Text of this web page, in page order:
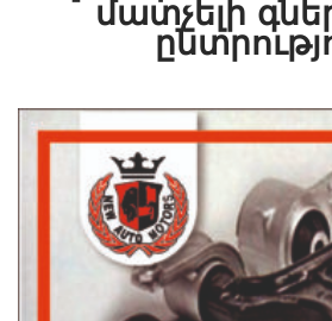
մատչելի